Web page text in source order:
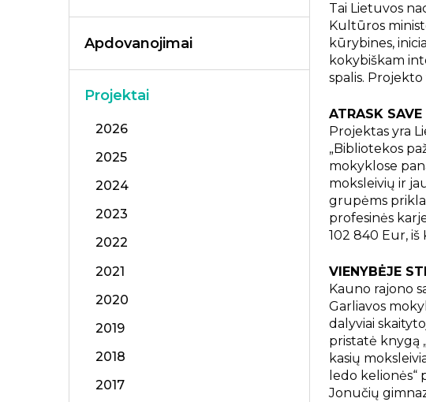
Apdovanojimai
Projektai
2026
2025
2024
2023
2022
2021
2020
2019
2018
2017
Tai Lietuvos
Kultūros
kūrybines,
kokybiškam
spalis.
ATRASK
Projektas yra
„Bibliotekos
mokyklose
moksleivių ir
grupėms
profesinės
102 840 Eur,
VIENYBĖJE
Kauno rajono
Garliavos
dalyviai
pristatė knygą
kasių
ledo kelionės“
Jonučių